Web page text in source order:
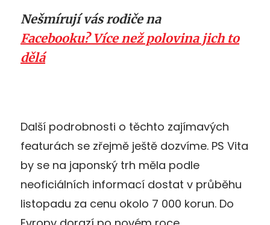
Nešmírují vás rodiče na
Facebooku? Více než polovina jich to
dělá
Další podrobnosti o těchto zajímavých
featurách se zřejmě ještě dozvíme. PS Vita
by se na japonský trh měla podle
neoficiálních informací dostat v průběhu
listopadu za cenu okolo 7 000 korun. Do